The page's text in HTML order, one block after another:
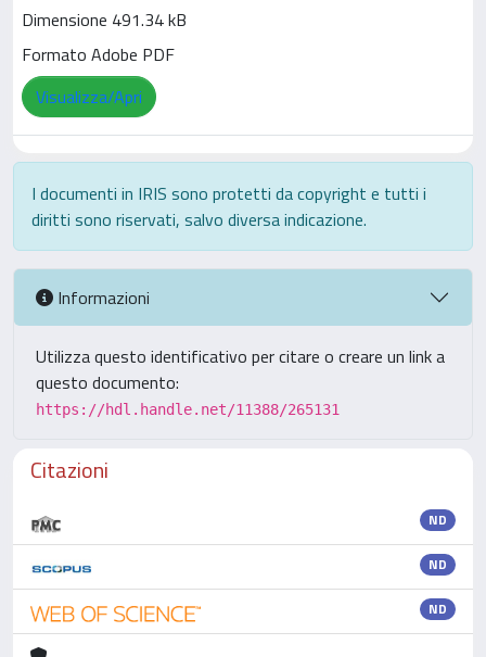
Dimensione 491.34 kB
Formato Adobe PDF
Visualizza/Apri
I documenti in IRIS sono protetti da copyright e tutti i
diritti sono riservati, salvo diversa indicazione.
Informazioni
Utilizza questo identificativo per citare o creare un link a
questo documento:
https://hdl.handle.net/11388/265131
Citazioni
ND
ND
ND